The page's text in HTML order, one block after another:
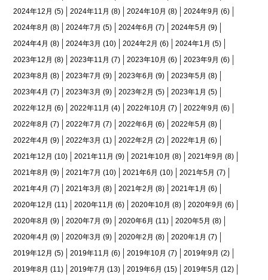
2024年12月 (5) 2024年11月 (8) 2024年10月 (8) 2024年9月 (6)
2024年8月 (8) 2024年7月 (5) 2024年6月 (7) 2024年5月 (9)
2024年4月 (8) 2024年3月 (10) 2024年2月 (6) 2024年1月 (5)
2023年12月 (8) 2023年11月 (7) 2023年10月 (6) 2023年9月 (6)
2023年8月 (8) 2023年7月 (9) 2023年6月 (9) 2023年5月 (8)
2023年4月 (7) 2023年3月 (9) 2023年2月 (5) 2023年1月 (5)
2022年12月 (6) 2022年11月 (4) 2022年10月 (7) 2022年9月 (6)
2022年8月 (7) 2022年7月 (7) 2022年6月 (6) 2022年5月 (8)
2022年4月 (9) 2022年3月 (1) 2022年2月 (2) 2022年1月 (6)
2021年12月 (10) 2021年11月 (9) 2021年10月 (8) 2021年9月 (8)
2021年8月 (9) 2021年7月 (10) 2021年6月 (10) 2021年5月 (7)
2021年4月 (7) 2021年3月 (8) 2021年2月 (8) 2021年1月 (6)
2020年12月 (11) 2020年11月 (6) 2020年10月 (8) 2020年9月 (6)
2020年8月 (9) 2020年7月 (9) 2020年6月 (11) 2020年5月 (8)
2020年4月 (9) 2020年3月 (9) 2020年2月 (8) 2020年1月 (7)
2019年12月 (5) 2019年11月 (6) 2019年10月 (7) 2019年9月 (2)
2019年8月 (11) 2019年7月 (13) 2019年6月 (15) 2019年5月 (12)